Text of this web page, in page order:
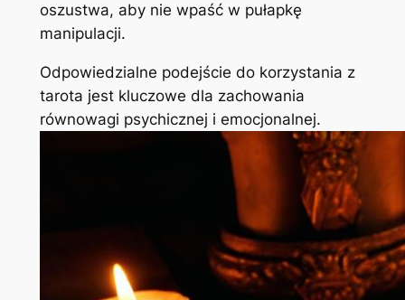
oszustwa, aby nie wpaść w pułapkę
manipulacji.
Odpowiedzialne podejście do korzystania z
tarota jest kluczowe dla zachowania
równowagi psychicznej i emocjonalnej.